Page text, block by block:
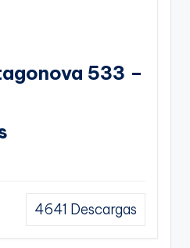
533 –
4641 Descargas